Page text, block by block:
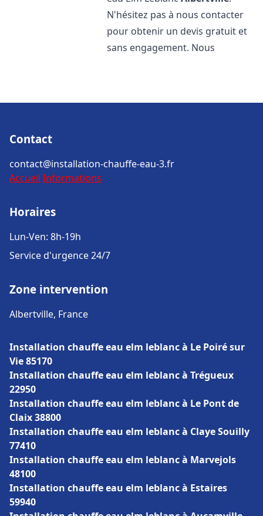
N'hésitez pas à nous contacter
pour obtenir un devis gratuit et
sans engagement. Nous
Contact
contact@installation-chauffe-eau-3.fr
Accueil Informations
Horaires
Lun-Ven: 8h-19h
Service d'urgence 24/7
Zone intervention
Albertville, France
Installation chauffe eau elm leblanc à Le Poiré sur
Vie 85170
Installation chauffe eau elm leblanc à Trégueux
22950
Installation chauffe eau elm leblanc à Le Pont de
Claix 38800
Installation chauffe eau elm leblanc à Claye Souilly
77410
Installation chauffe eau elm leblanc à Marvejols
48100
Installation chauffe eau elm leblanc à Estaires
59940